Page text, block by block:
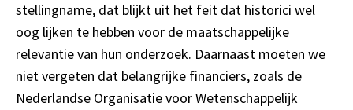
stellingname, dat blijkt uit het feit dat historici wel
oog lijken te hebben voor de maatschappelijke
relevantie van hun onderzoek. Daarnaast moeten we
niet vergeten dat belangrijke financiers, zoals de
Nederlandse Organisatie voor Wetenschappelijk